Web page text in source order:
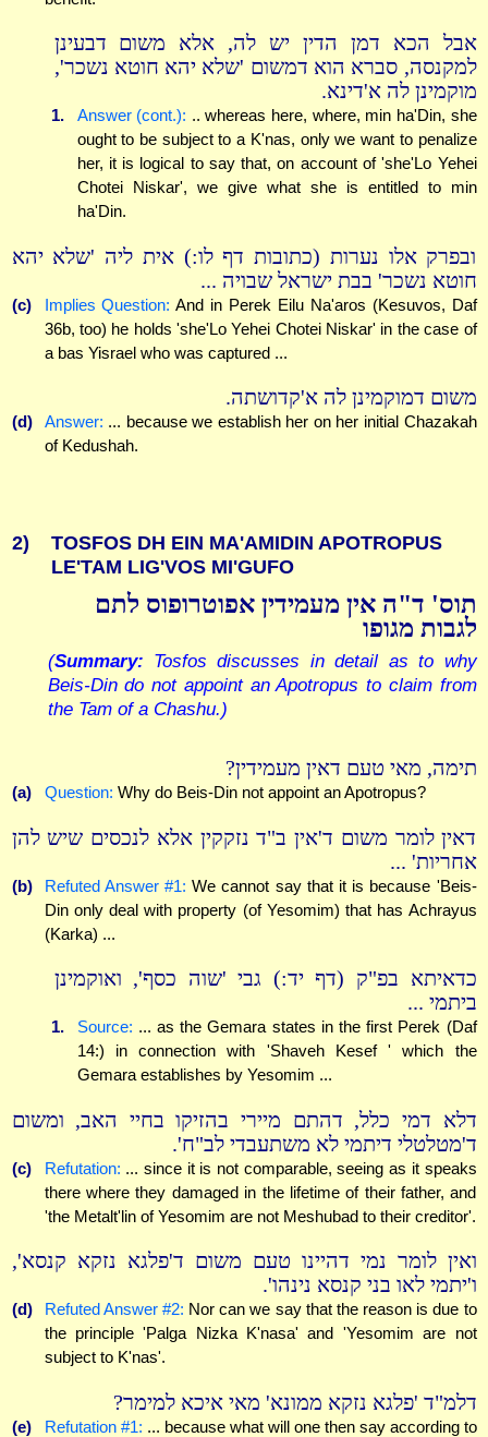
אבל הכא דמן הדין יש לה, אלא משום דבעינן
למקנסה, סברא הוא דמשום 'שלא יהא חוטא נשכר',
מוקמינן לה א'דינא.
1. Answer (cont.): .. whereas here, where, min ha'Din, she
ought to be subject to a K'nas, only we want to penalize
her, it is logical to say that, on account of 'she'Lo Yehei
Chotei Niskar', we give what she is entitled to min
ha'Din.
ובפרק אלו נערות (כתובות דף לו:) אית ליה 'שלא יהא
חוטא נשכר' בבת ישראל שבויה ...
(c) Implies Question: And in Perek Eilu Na'aros (Kesuvos, Daf
36b, too) he holds 'she'Lo Yehei Chotei Niskar' in the case of
a bas Yisrael who was captured ...
משום דמוקמינן לה א'קדושתה.
(d) Answer: ... because we establish her on her initial Chazakah
of Kedushah.
2)
TOSFOS DH EIN MA'AMIDIN APOTROPUS
LE'TAM LIG'VOS MI'GUFO
תוס' ד"ה אין מעמידין אפוטרופוס לתם
לגבות מגופו
(Summary: Tosfos discusses in detail as to why
Beis-Din do not appoint an Apotropus to claim from
the Tam of a Chashu.)
תימה, מאי טעם דאין מעמידין?
(a) Question: Why do Beis-Din not appoint an Apotropus?
דאין לומר משום ד'אין ב"ד נזקקין אלא לנכסים שיש להן
אחריות' ...
(b) Refuted Answer #1: We cannot say that it is because 'Beis-
Din only deal with property (of Yesomim) that has Achrayus
(Karka) ...
כדאיתא בפ"ק (דף יד:) גבי 'שוה כסף', ואוקמינן
ביתמי ...
1. Source: ... as the Gemara states in the first Perek (Daf
14:) in connection with 'Shaveh Kesef ' which the
Gemara establishes by Yesomim ...
דלא דמי כלל, דהתם מיירי בהזיקו בחיי האב, ומשום
ד'מטלטלי דיתמי לא משתעבדי לב"ח'.
(c) Refutation: ... since it is not comparable, seeing as it speaks
there where they damaged in the lifetime of their father, and
'the Metalt'lin of Yesomim are not Meshubad to their creditor'.
ואין לומר נמי דהיינו טעם משום ד'פלגא נזקא קנסא',
ו'יתמי לאו בני קנסא נינהו'.
(d) Refuted Answer #2: Nor can we say that the reason is due to
the principle 'Palga Nizka K'nasa' and 'Yesomim are not
subject to K'nas'.
דלמ"ד 'פלגא נזקא ממונא' מאי איכא למימר?
(e) Refutation #1: ... because what will one then say according to